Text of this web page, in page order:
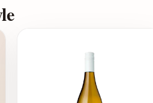
Mineralität
Säure
begleitet leichte